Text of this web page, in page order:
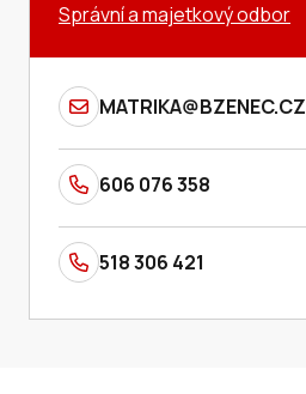
Správní a majetkový odbor
MATRIKA@BZENEC.CZ
606 076 358
518 306 421